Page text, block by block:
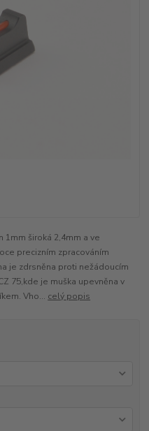
1mm široká 2,4mm a ve
precizním zpracováním
je zdrsněna proti nežádoucím
75,kde je muška upevněna v
Vho... celý popis